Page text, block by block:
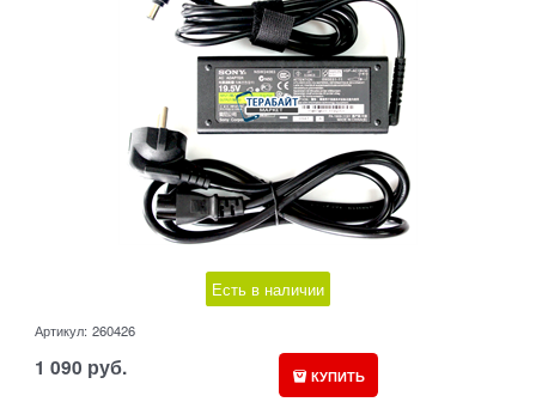
Есть в наличии
Артикул: 260426
1 090 руб. КУПИТЬ